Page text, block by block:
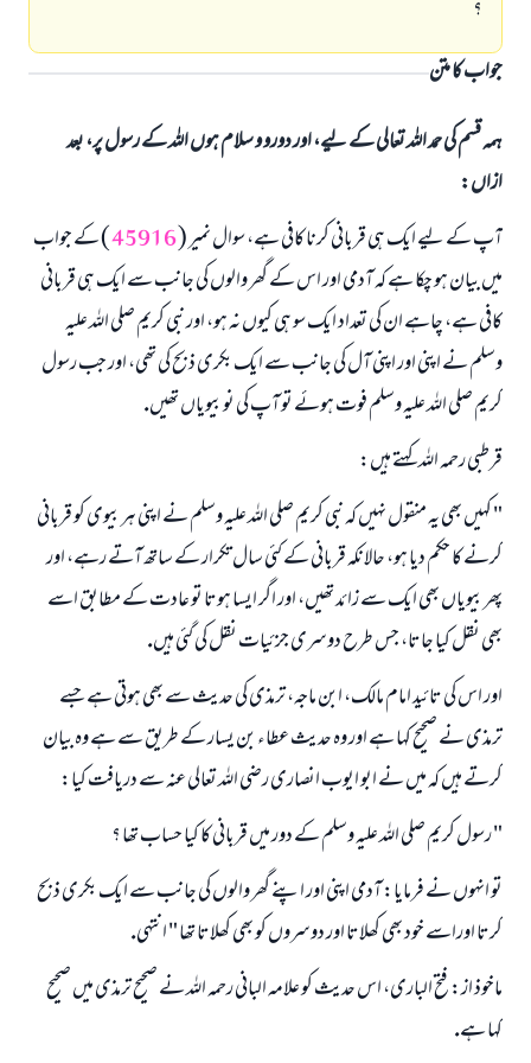
؟
جواب کا متن
ہمہ قسم کی حمد اللہ تعالی کے لیے، اور دورو و سلام ہوں اللہ کے رسول پر، بعد
ازاں:
آپ كے ليے ايك ہى قربانى كرنا كافى ہے، سوال نمير (45916) كے جواب
ميں بيان ہو چكا ہے كہ آدمى اور اس كے گھر والوں كى جانب سے ايك ہى قربانى
كافى ہے، چاہے ان كى تعداد ايك سو ہى كيوں نہ ہو، اور نبى كريم صلى اللہ عليہ
وسلم نے اپنى اور اپنى آل كى جانب سے ايك بكرى ذبح كى تھى، اور جب رسول
كريم صلى اللہ عليہ وسلم فوت ہوئے تو آپ كى نو بيوياں تھيں.
قرطبى رحمہ اللہ كہتے ہيں:
" كہيں بھى يہ منقول نہيں كہ نبى كريم صلى اللہ عليہ وسلم نے اپنى ہر بيوى كو قربانى
كرنے كا حكم ديا ہو، حالانكہ قربانى كے كئى سال تكرار كے ساتھ آتے رہے، اور
پھر بيوياں بھى ايك سے زائد تھيں، اور اگر ايسا ہوتا تو عادت كے مطابق اسے
بھى نقل كيا جاتا، جس طرح دوسرى جزئيات نقل كى گئى ہيں.
اور اس كى تائيد امام مالك، ابن ماجہ، ترمذى كى حديث سے بھى ہوتى ہے جسے
ترمذى نے صحيح كہا ہے اور وہ حديث عطاء بن يسار كے طريق سے ہے وہ بيان
كرتے ہيں كہ ميں نے ابو ايوب انصارى رضى اللہ تعالى عنہ سے دريافت كيا:
" رسول كريم صلى اللہ عليہ وسلم كے دور ميں قربانى كا كيا حساب تھا ؟
تو انہوں نے فرمايا: آدمى اپنى اور اپنے گھر والوں كى جانب سے ايك بكرى ذبح
كرتا اوراسے خود بھى كھلاتا اور دوسروں كو بھى كھلاتا تھا " انتہى.
ماخوذ از: فتح البارى، اس حديث كو علامہ البانى رحمہ اللہ نے صحيح ترمذى ميں صحيح
كہا ہے.